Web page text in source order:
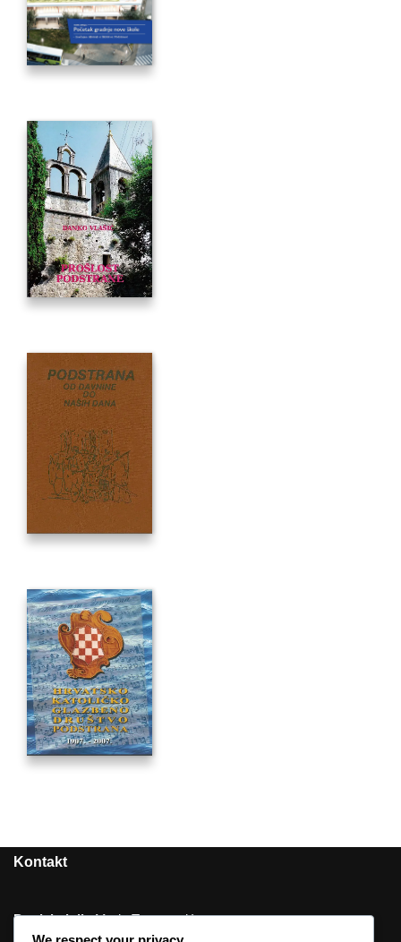
Kontakt
Predsjednik: Mario Tomasović